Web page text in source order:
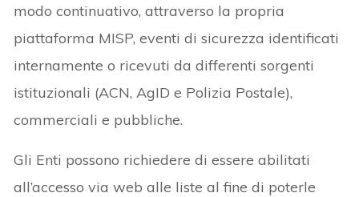
modo continuativo, attraverso la propria
piattaforma MISP, eventi di sicurezza identificati
internamente o ricevuti da differenti sorgenti
istituzionali (ACN, AgID e Polizia Postale),
commerciali e pubbliche.
Gli Enti possono richiedere di essere abilitati
all’accesso via web alle liste al fine di poterle